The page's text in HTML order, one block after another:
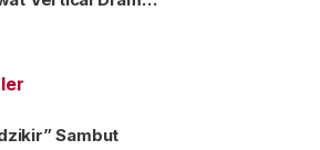
Sambut